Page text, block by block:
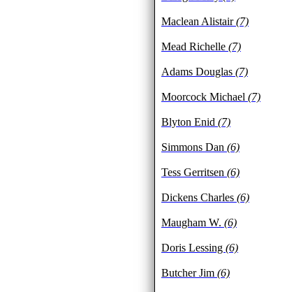
Maclean Alistair(7)
Mead Richelle (7)
Adams Douglas (7)
Moorcock Michael (7)
Blyton Enid (7)
Simmons Dan (6)
Tess Gerritsen (6)
Dickens Charles (6)
Maugham W. (6)
Doris Lessing (6)
Butcher Jim (6)